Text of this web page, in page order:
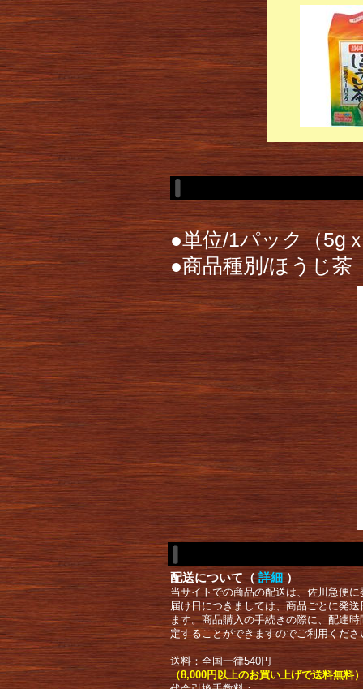
●単位/1パック（5g
●商品種別/ほうじ
配送について（ 詳細 ）
当サイトでの商品の配送は、佐川急便
届け日につきましては、商品ごとに発
ます。商品購入の手続きの際に、配達
定することができますのでご利用くださ
送料：全国一律540円
（8,000円以上のお買い上げで送料無料